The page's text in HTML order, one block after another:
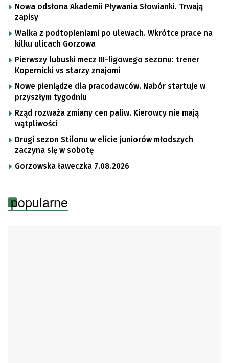
Nowa odsłona Akademii Pływania Słowianki. Trwają
zapisy
Walka z podtopieniami po ulewach. Wkrótce prace na
kilku ulicach Gorzowa
Pierwszy lubuski mecz III-ligowego sezonu: trener
Kopernicki vs starzy znajomi
Nowe pieniądze dla pracodawców. Nabór startuje w
przyszłym tygodniu
Rząd rozważa zmiany cen paliw. Kierowcy nie mają
wątpliwości
Drugi sezon Stilonu w elicie juniorów młodszych
zaczyna się w sobotę
Gorzowska ławeczka 7.08.2026
popularne